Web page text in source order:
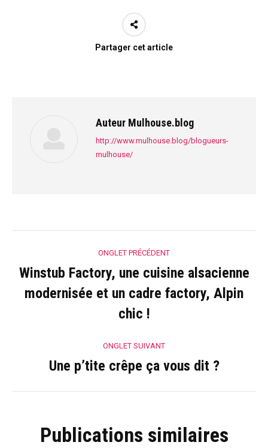
Partager cet article
Auteur Mulhouse.blog
http://www.mulhouse.blog/blogueurs-
mulhouse/
de
commentaire
ONGLET PRÉCÉDENT
Onglet
précédent
Winstub Factory, une cuisine alsacienne
modernisée et un cadre factory, Alpin
chic !
ONGLET SUIVANT
Onglet
Une p’tite crêpe ça vous dit ?
Publications similaires